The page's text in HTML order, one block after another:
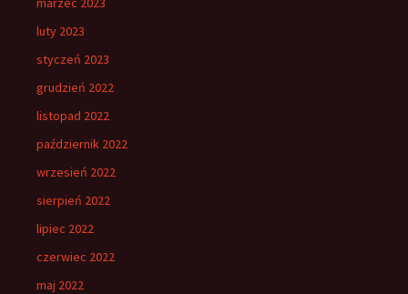
luty 2023
styczeń 2023
grudzień 2022
listopad 2022
październik 2022
wrzesień 2022
sierpień 2022
lipiec 2022
czerwiec 2022
maj 2022